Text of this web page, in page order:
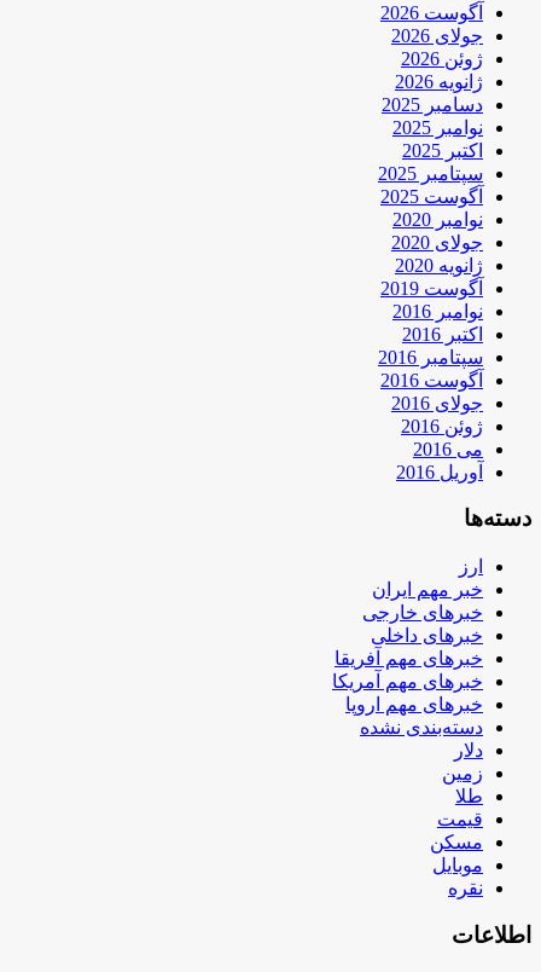
آگوست 2026
جولای 2026
ژوئن 2026
ژانویه 2026
دسامبر 2025
نوامبر 2025
اکتبر 2025
سپتامبر 2025
آگوست 2025
نوامبر 2020
جولای 2020
ژانویه 2020
آگوست 2019
نوامبر 2016
اکتبر 2016
سپتامبر 2016
آگوست 2016
جولای 2016
ژوئن 2016
می 2016
آوریل 2016
دسته‌ها
ارز
خبر مهم ایران
خبرهای خارجی
خبرهای داخلی
خبرهای مهم آفریقا
خبرهای مهم آمریکا
خبرهای مهم اروپا
دسته‌بندی نشده
دلار
زمین
طلا
قیمت
مسکن
موبایل
نقره
اطلاعات